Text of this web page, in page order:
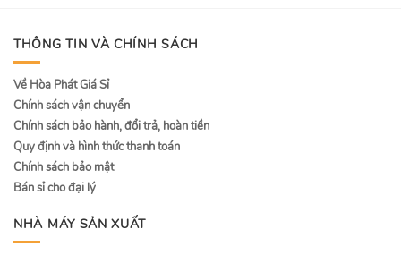
THÔNG TIN VÀ CHÍNH SÁCH
Về Hòa Phát Giá Sỉ
Chính sách vận chuyển
Chính sách bảo hành, đổi trả, hoàn tiền
Quy định và hình thức thanh toán
Chính sách bảo mật
Bán sỉ cho đại lý
NHÀ MÁY SẢN XUẤT